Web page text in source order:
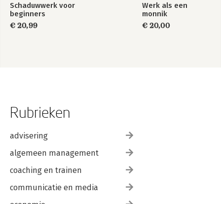
Schaduwwerk voor
beginners
€ 20,99
Werk als een
monnik
€ 20,00
Rubrieken
advisering
algemeen management
coaching en trainen
communicatie en media